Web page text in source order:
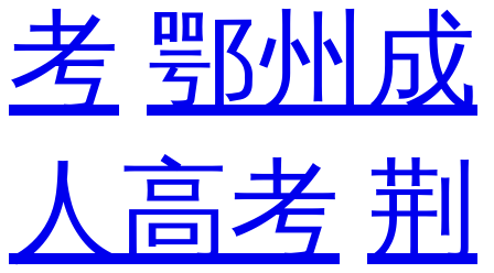
考 鄂州成
人高考 荆